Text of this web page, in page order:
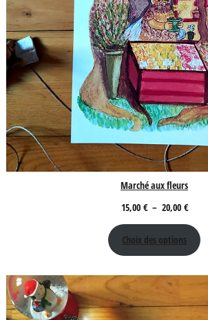
Marché aux fleurs
15,00 € – 20,00 €Plage
de
prix :
15,00 €
à
Choix des options